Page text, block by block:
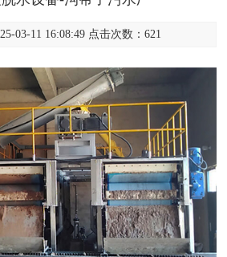
03-11 16:08:49 点击次数：621